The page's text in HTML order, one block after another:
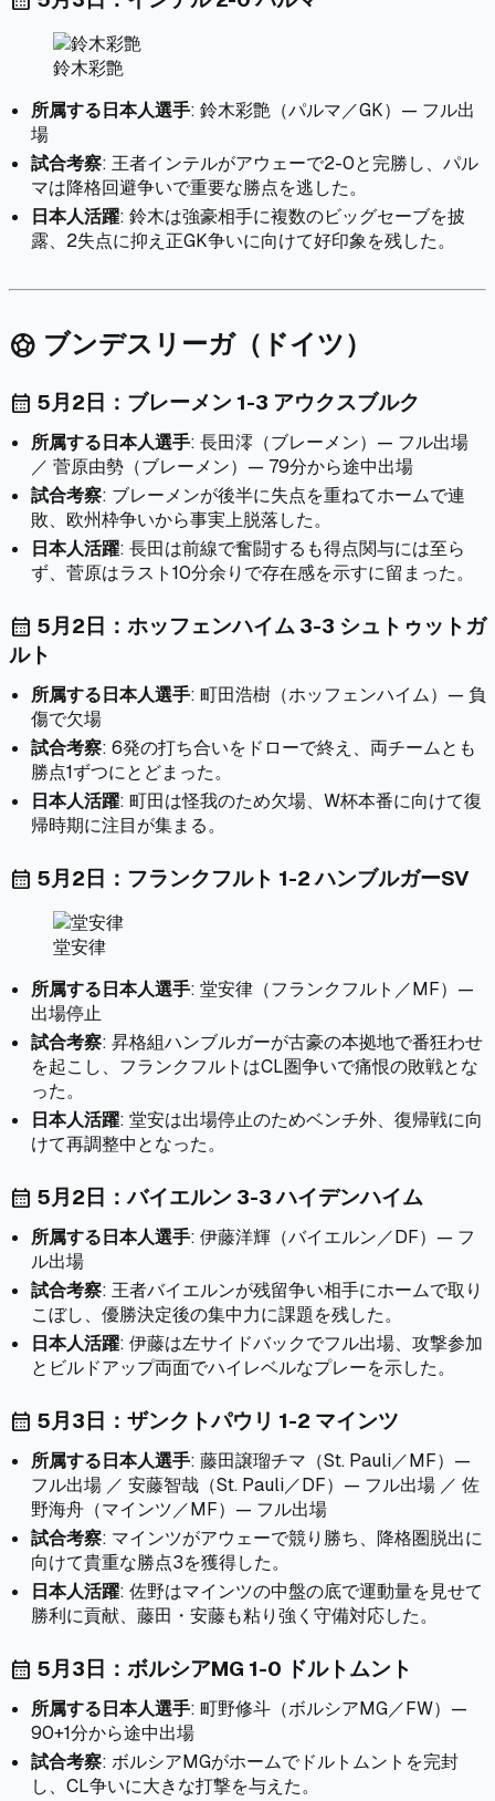
鈴木彩艶
所属する日本人選手: 鈴木彩艶（パルマ／GK）— フル出
場
試合考察: 王者インテルがアウェーで2-0と完勝し、パル
マは降格回避争いで重要な勝点を逃した。
日本人活躍: 鈴木は強豪相手に複数のビッグセーブを披
露、2失点に抑え正GK争いに向けて好印象を残した。
sports_soccer ブンデスリーガ（ドイツ）
calendar_month 5月2日：ブレーメン 1-3 アウクスブルク
所属する日本人選手: 長田澪（ブレーメン）— フル出場
／ 菅原由勢（ブレーメン）— 79分から途中出場
試合考察: ブレーメンが後半に失点を重ねてホームで連
敗、欧州枠争いから事実上脱落した。
日本人活躍: 長田は前線で奮闘するも得点関与には至ら
ず、菅原はラスト10分余りで存在感を示すに留まった。
calendar_month 5月2日：ホッフェンハイム 3-3 シュトゥットガ
ルト
所属する日本人選手: 町田浩樹（ホッフェンハイム）— 負
傷で欠場
試合考察: 6発の打ち合いをドローで終え、両チームとも
勝点1ずつにとどまった。
日本人活躍: 町田は怪我のため欠場、W杯本番に向けて復
帰時期に注目が集まる。
calendar_month 5月2日：フランクフルト 1-2 ハンブルガーSV
堂安律
所属する日本人選手: 堂安律（フランクフルト／MF）—
出場停止
試合考察: 昇格組ハンブルガーが古豪の本拠地で番狂わせ
を起こし、フランクフルトはCL圏争いで痛恨の敗戦とな
った。
日本人活躍: 堂安は出場停止のためベンチ外、復帰戦に向
けて再調整中となった。
calendar_month 5月2日：バイエルン 3-3 ハイデンハイム
所属する日本人選手: 伊藤洋輝（バイエルン／DF）— フ
ル出場
試合考察: 王者バイエルンが残留争い相手にホームで取り
こぼし、優勝決定後の集中力に課題を残した。
日本人活躍: 伊藤は左サイドバックでフル出場、攻撃参加
とビルドアップ両面でハイレベルなプレーを示した。
calendar_month 5月3日：ザンクトパウリ 1-2 マインツ
所属する日本人選手: 藤田譲瑠チマ（St. Pauli／MF）—
フル出場 ／ 安藤智哉（St. Pauli／DF）— フル出場 ／ 佐
野海舟（マインツ／MF）— フル出場
試合考察: マインツがアウェーで競り勝ち、降格圏脱出に
向けて貴重な勝点3を獲得した。
日本人活躍: 佐野はマインツの中盤の底で運動量を見せて
勝利に貢献、藤田・安藤も粘り強く守備対応した。
calendar_month 5月3日：ボルシアMG 1-0 ドルトムント
所属する日本人選手: 町野修斗（ボルシアMG／FW）—
90+1分から途中出場
試合考察: ボルシアMGがホームでドルトムントを完封
し、CL争いに大きな打撃を与えた。